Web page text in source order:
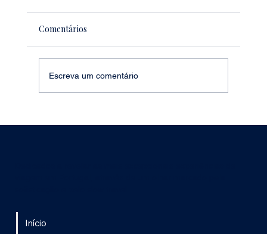
Comentários
Escreva um comentário
Início